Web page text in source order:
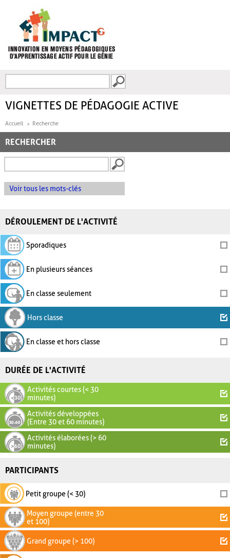
FORMULAIRE DE
VIGNETTES DE PÉDAGOGIE ACTIVE
Accueil Recherche
RECHERCHER
Voir tous les mots-clés
DÉROULEMENT DE L'ACTIVITÉ
Sporadiques
En plusieurs séances
En classe seulement
Hors classe
En classe et hors classe
DURÉE DE L'ACTIVITÉ
Activités courtes (< 30
minutes)
Activités développées
(Entre 30 et 60 minutes)
Activités élaborées (> 60
minutes)
PARTICIPANTS
Petit groupe (< 30)
Moyen groupe (entre 30
et 100)
Grand groupe (> 100)